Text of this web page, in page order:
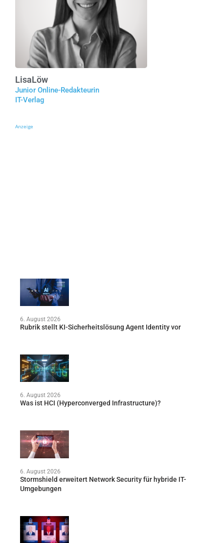
LisaLöw
Junior Online-Redakteurin
IT-Verlag
Anzeige
6. August 2026
Rubrik stellt KI-Sicherheitslösung Agent Identity vor
6. August 2026
Was ist HCI (Hyperconverged Infrastructure)?
6. August 2026
Stormshield erweitert Network Security für hybride IT-
Umgebungen